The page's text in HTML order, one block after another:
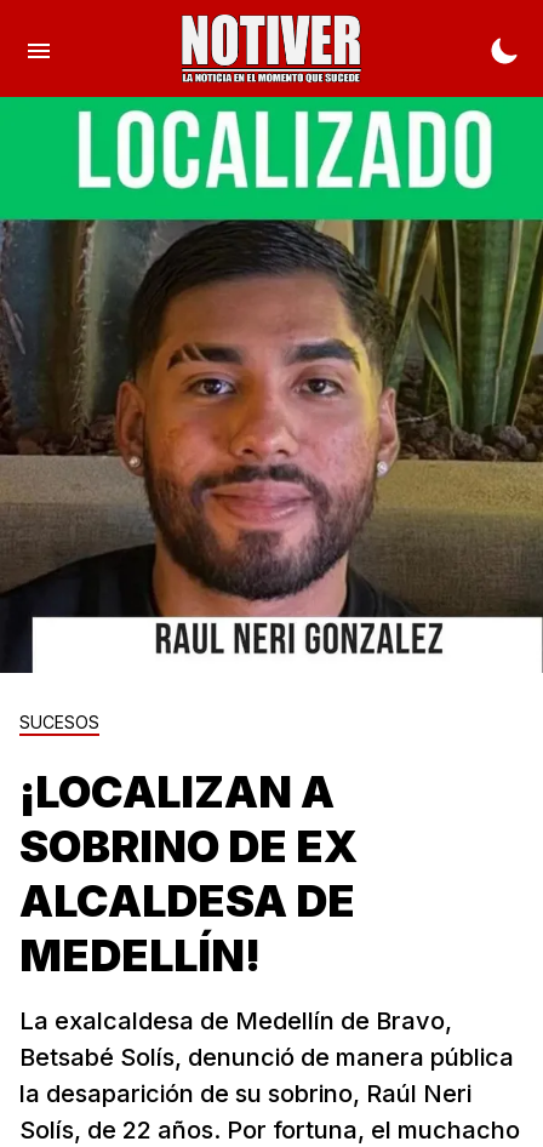
SUCESOS
¡LOCALIZAN A
SOBRINO DE EX
ALCALDESA DE
MEDELLÍN!
La exalcaldesa de Medellín de Bravo,
Betsabé Solís, denunció de manera pública
la desaparición de su sobrino, Raúl Neri
Solís, de 22 años. Por fortuna, el muchacho